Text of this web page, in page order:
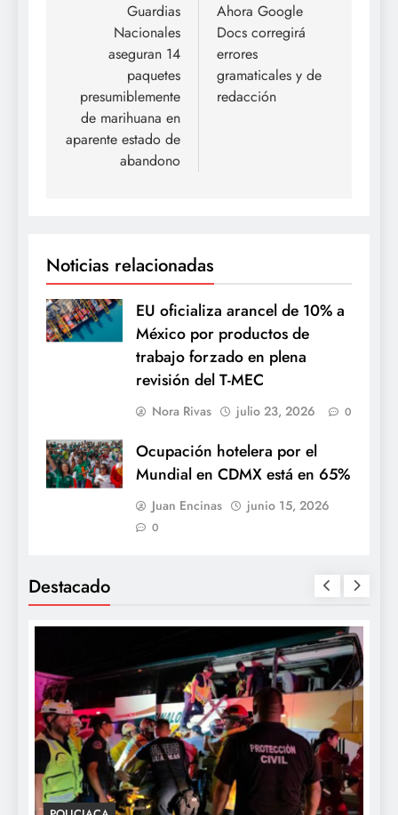
entradas
Guardias
Nacionales
aseguran 14
paquetes
presumiblemente
de marihuana en
aparente estado de
abandono
Ahora Google
Docs corregirá
errores
gramaticales y de
redacción
Noticias relacionadas
EU oficializa arancel de 10% a
México por productos de
trabajo forzado en plena
revisión del T-MEC
Nora Rivas julio 23, 2026 0
Ocupación hotelera por el
Mundial en CDMX está en 65%
Juan Encinas junio 15, 2026
0
Destacado